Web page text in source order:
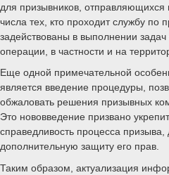
для призывников, отправляющихся
числа тех, кто проходит службу по
задействованы в выполнении
операции, в частности и на
Еще одной примечательной
является введение процедуры,
обжаловать решения призывных
Это нововведение призвано
справедливость процесса
дополнительную защиту его прав.
Таким образом, актуализация